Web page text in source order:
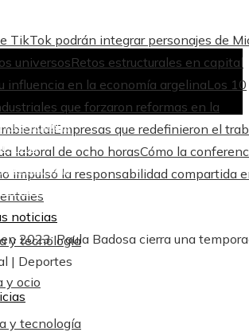
TikTok podrán integrar personajes de
universosRetos estructurales en capital
influencia en la economía argelinaLos 10
que forzaron reformas en la
Empresas que redefinieron el
laboral de ocho horasCómo la
impulsó la responsabilidad compartida
y tecnología
y ocio
y tecnología
y tecnología
y ocio
y tecnología
Social
noticias
2023: Paula Badosa cierra una
| Deportes